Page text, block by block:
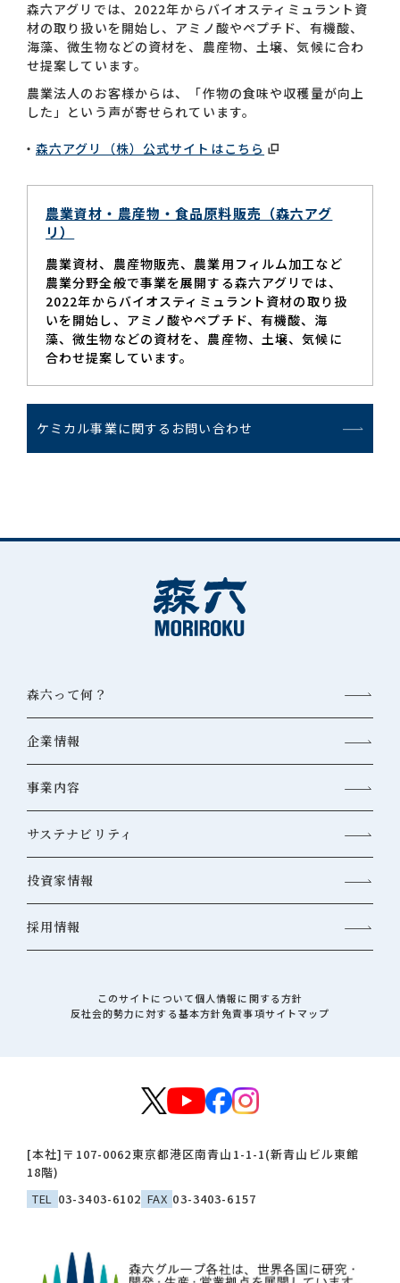
森六アグリでは、2022年からバイオスティミュラント資
材の取り扱いを開始し、アミノ酸やペプチド、有機酸、
海藻、微生物などの資材を、農産物、土壌、気候に合わ
せ提案しています。
農業法人のお客様からは、「作物の食味や収穫量が向上
した」という声が寄せられています。
森六アグリ（株）公式サイトはこちら
農業資材・農産物・食品原料販売（森六アグ
リ）
農業資材、農産物販売、農業用フィルム加工など
農業分野全般で事業を展開する森六アグリでは、
2022年からバイオスティミュラント資材の取り扱
いを開始し、アミノ酸やペプチド、有機酸、海
藻、微生物などの資材を、農産物、土壌、気候に
合わせ提案しています。
ケミカル事業に関するお問い合わせ
[本社] 〒107-0062東京都港区南青山1-1-1(新青山ビル東館
18階)
TEL 03-3403-6102 FAX 03-3403-6157
森六って何？
企業情報
事業内容
サステナビリティ
投資家情報
採用情報
このサイトについて個人情報に関する方針
反社会的勢力に対する基本方針免責事項サイトマップ